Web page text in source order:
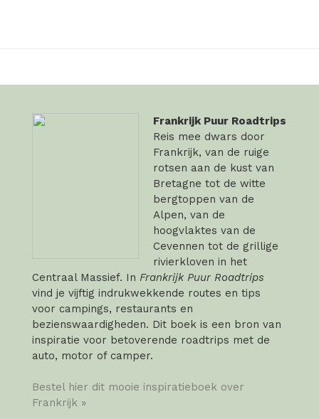
Frankrijk Puur Roadtrips
Reis mee dwars door
Frankrijk, van de ruige
rotsen aan de kust van
Bretagne tot de witte
bergtoppen van de
Alpen, van de
hoogvlaktes van de
Cevennen tot de grillige
rivierkloven in het
Centraal Massief. In Frankrijk Puur Roadtrips
vind je vijftig indrukwekkende routes en tips
voor campings, restaurants en
bezienswaardigheden. Dit boek is een bron van
inspiratie voor betoverende roadtrips met de
auto, motor of camper.
Bestel hier dit mooie inspiratieboek over
Frankrijk »